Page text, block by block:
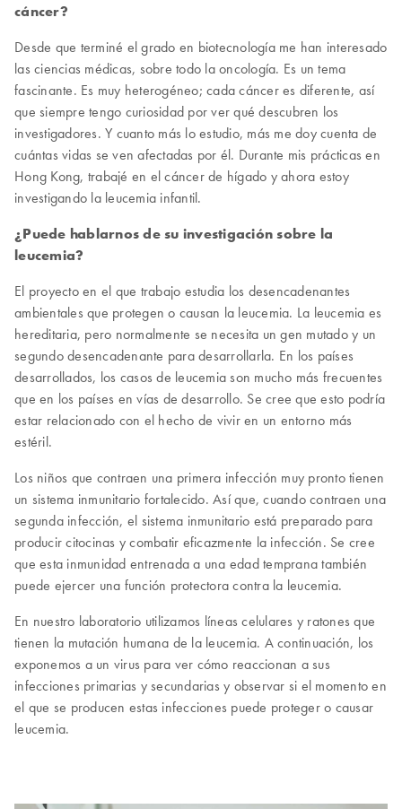
cáncer?
Desde que terminé el grado en biotecnología me han interesado
las ciencias médicas, sobre todo la oncología. Es un tema
fascinante. Es muy heterogéneo; cada cáncer es diferente, así
que siempre tengo curiosidad por ver qué descubren los
investigadores. Y cuanto más lo estudio, más me doy cuenta de
cuántas vidas se ven afectadas por él. Durante mis prácticas en
Hong Kong, trabajé en el cáncer de hígado y ahora estoy
investigando la leucemia infantil.
¿Puede hablarnos de su investigación sobre la
leucemia?
El proyecto en el que trabajo estudia los desencadenantes
ambientales que protegen o causan la leucemia. La leucemia es
hereditaria, pero normalmente se necesita un gen mutado y un
segundo desencadenante para desarrollarla. En los países
desarrollados, los casos de leucemia son mucho más frecuentes
que en los países en vías de desarrollo. Se cree que esto podría
estar relacionado con el hecho de vivir en un entorno más
estéril.
Los niños que contraen una primera infección muy pronto tienen
un sistema inmunitario fortalecido. Así que, cuando contraen una
segunda infección, el sistema inmunitario está preparado para
producir citocinas y combatir eficazmente la infección. Se cree
que esta inmunidad entrenada a una edad temprana también
puede ejercer una función protectora contra la leucemia.
En nuestro laboratorio utilizamos líneas celulares y ratones que
tienen la mutación humana de la leucemia. A continuación, los
exponemos a un virus para ver cómo reaccionan a sus
infecciones primarias y secundarias y observar si el momento en
el que se producen estas infecciones puede proteger o causar
leucemia.